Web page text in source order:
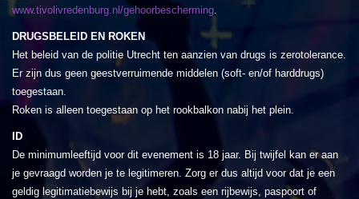
www.tivolivredenburg.nl/gehoorbescherming.
DRUGSBELEID EN ROKEN
Het beleid van de politie Utrecht ten aanzien van drugs is zerotolerance.
Er zijn dus geen geestverruimende middelen (soft- en/of harddrugs)
toegestaan.
Roken is alleen toegestaan op het rookbalkon nabij het plein.
ID
De minimumleeftijd voor dit evenement is 18 jaar. Bij twijfel kan er aan
je gevraagd worden je te legitimeren. Zorg er dus altijd voor dat je een
geldig legitimatiebewijs bij je hebt, zoals een rijbewijs, paspoort of